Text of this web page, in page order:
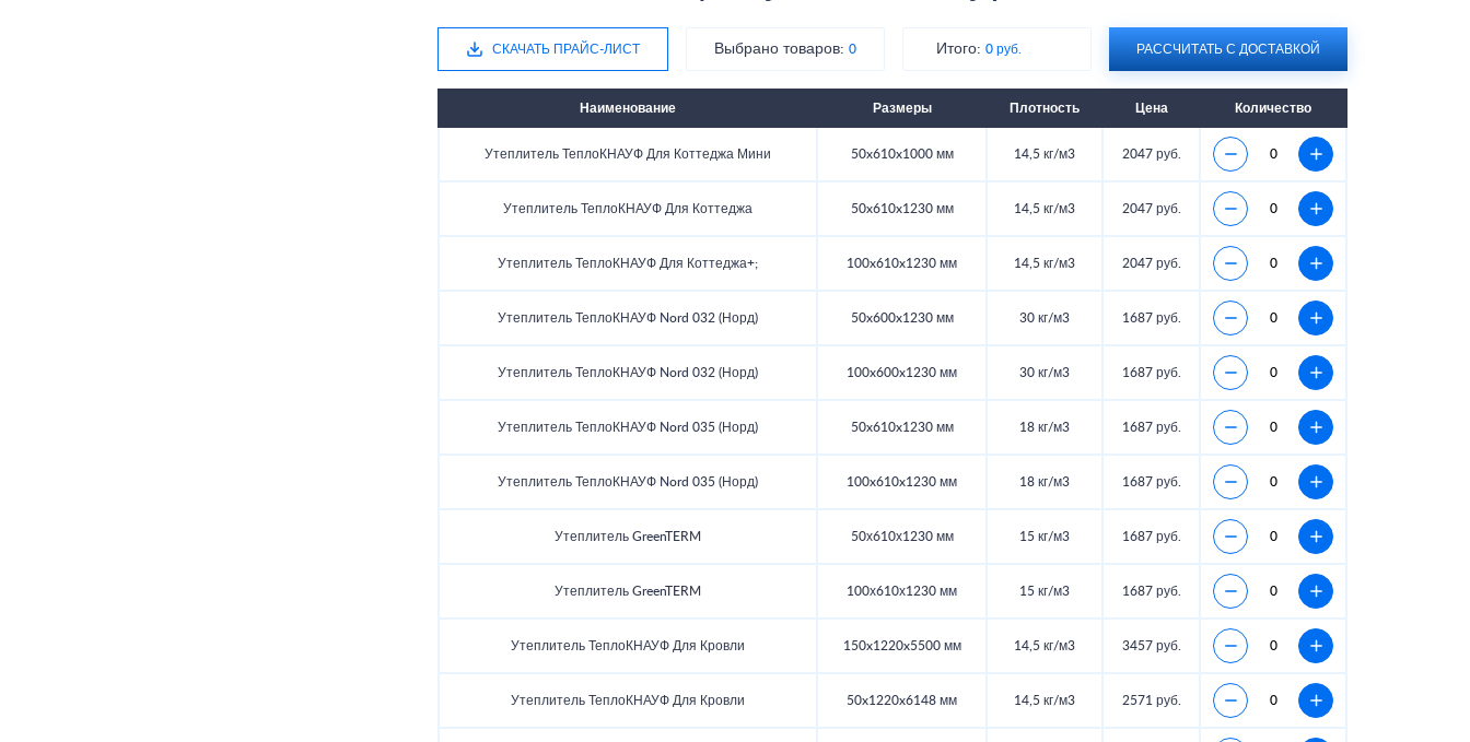
СКАЧАТЬ ПРАЙС-ЛИСТ Выбрано товаров: 0 Итого:0 руб. РАССЧИТАТЬ С ДОСТАВКОЙ
Наименование Размеры Плотность Цена Количество
Утеплитель ТеплоКНАУФ Для Коттеджа Мини 50x610x1000 мм 14,5 кг/м3 2047 руб.
Утеплитель ТеплоКНАУФ Для Коттеджа 50x610x1230 мм 14,5 кг/м3 2047 руб.
Утеплитель ТеплоКНАУФ Для Коттеджа+; 100x610x1230 мм 14,5 кг/м3 2047 руб.
Утеплитель ТеплоКНАУФ Nord 032 (Норд) 50x600x1230 мм 30 кг/м3 1687 руб.
Утеплитель ТеплоКНАУФ Nord 032 (Норд) 100x600x1230 мм 30 кг/м3 1687 руб.
Утеплитель ТеплоКНАУФ Nord 035 (Норд) 50x610x1230 мм 18 кг/м3 1687 руб.
Утеплитель ТеплоКНАУФ Nord 035 (Норд) 100x610x1230 мм 18 кг/м3 1687 руб.
Утеплитель GreenTERM 50х610х1230 мм 15 кг/м3 1687 руб.
Утеплитель GreenTERM 100х610х1230 мм 15 кг/м3 1687 руб.
Утеплитель ТеплоКНАУФ Для Кровли 150x1220x5500 мм 14,5 кг/м3 3457 руб.
Утеплитель ТеплоКНАУФ Для Кровли 50x1220x6148 мм 14,5 кг/м3 2571 руб.